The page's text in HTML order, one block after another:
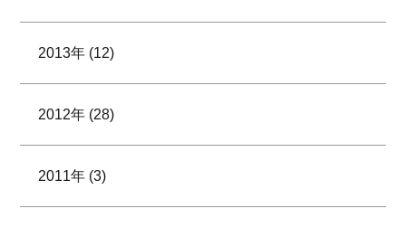
2013年 (12)
2012年 (28)
2011年 (3)